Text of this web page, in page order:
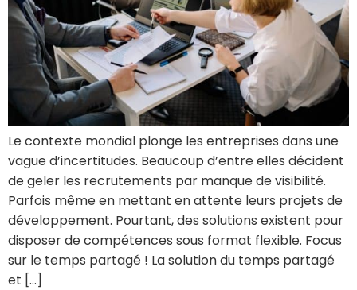
Le contexte mondial plonge les entreprises dans une
vague d’incertitudes. Beaucoup d’entre elles décident
de geler les recrutements par manque de visibilité.
Parfois même en mettant en attente leurs projets de
développement. Pourtant, des solutions existent pour
disposer de compétences sous format flexible. Focus
sur le temps partagé ! La solution du temps partagé
et […]